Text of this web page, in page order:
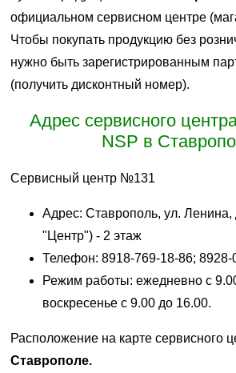
официальном сервисном центре
Чтобы покупать продукцию без
нужно быть зарегистрированным
(получить дисконтный номер).
Адрес сервисного
NSP в
Сервисный центр №131
Адрес: Ставрополь, ул. Ленина,
"Центр") - 2 этаж
Телефон: 8918-769-18-86; 8928-
Режим работы: ежедневно с
воскресенье с 9.00 до 16.00.
Расположение на карте сервисного
Ставрополе.